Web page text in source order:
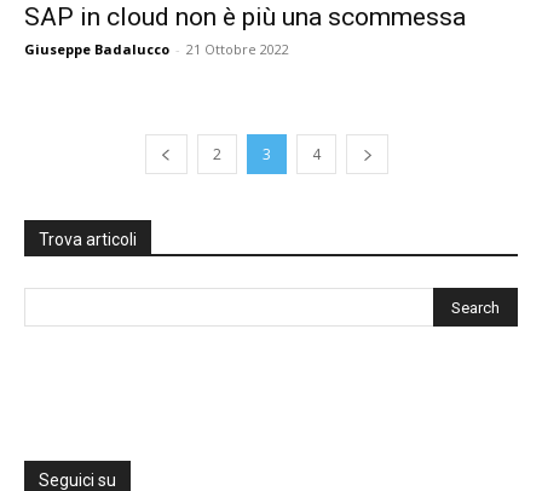
SAP in cloud non è più una scommessa
Giuseppe Badalucco - 21 Ottobre 2022
2 3 4
Trova articoli
Seguici su